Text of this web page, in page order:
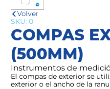
Volver
SKU: 0
COMPAS
(500MM)
Instrumentos de
El compas de exterior se
exterior o el ancho de la